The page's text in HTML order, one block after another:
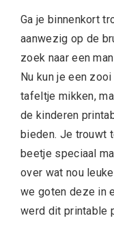
Ga je binnenkort
aanwezig op de
zoek naar een
Nu kun je een
tafeltje mikken,
de kinderen
bieden. Je trouwt
beetje speciaal
over wat nou
we goten deze in
werd dit printable